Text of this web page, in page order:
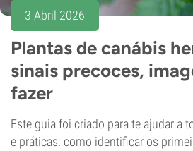
3 Abril 2026
Plantas de canábis
sinais precoces,
fazer
Este guia foi criado para te ajudar a
e práticas: como identificar os